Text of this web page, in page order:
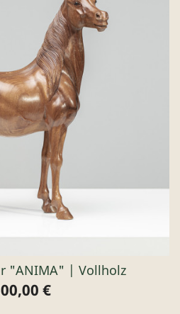
"ANIMA" | Vollholz
€